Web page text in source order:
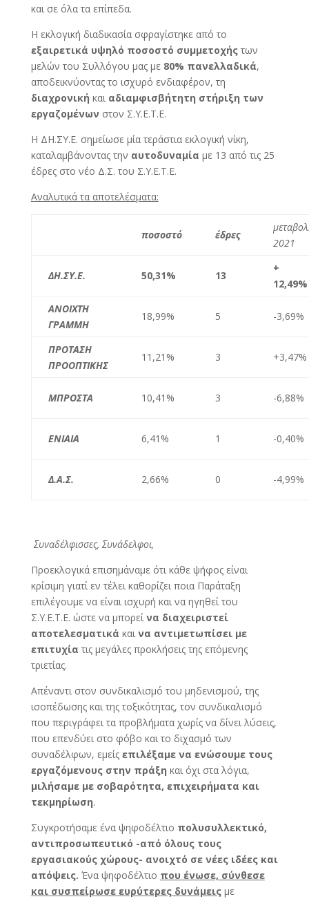
και σε όλα τα επίπεδα.
Η εκλογική διαδικασία σφραγίστηκε από το
εξαιρετικά υψηλό ποσοστό συμμετοχήςτων
μελών του Συλλόγου μας με 80% πανελλαδικά,
αποδεικνύοντας το ισχυρό ενδιαφέρον, τη
διαχρονική και αδιαμφισβήτητη στήριξη των
εργαζομένων στον Σ.Υ.Ε.Τ.Ε.
Η ΔΗ.ΣΥ.Ε. σημείωσε μία τεράστια εκλογική νίκη,
καταλαμβάνοντας την αυτοδυναμία με 13 από τις 25
έδρες στο νέο Δ.Σ. του Σ.Υ.Ε.Τ.Ε.
Αναλυτικά τα αποτελέσματα:
ποσοστό έδρες
2021
ΔΗ.ΣΥ.Ε. 50,31% 13
+
12,49%
ΑΝΟΙΧΤΗ
ΓΡΑΜΜΗ
18,99% 5 -3,69%
ΠΡΟΤΑΣΗ
ΠΡΟΟΠΤΙΚΗΣ
11,21% 3 +3,47%
ΜΠΡΟΣΤΑ 10,41% 3 -6,88%
ΕΝΙΑΙΑ 6,41% 1 -0,40%
Δ.Α.Σ. 2,66% 0 -4,99%
Συναδέλφισσες, Συνάδελφοι,
Προεκλογικά επισημάναμε ότι κάθε ψήφος είναι
κρίσιμη γιατί εν τέλει καθορίζει ποια Παράταξη
επιλέγουμε να είναι ισχυρή και να ηγηθεί του
Σ.Υ.Ε.Τ.Ε. ώστε να μπορείνα διαχειριστεί
αποτελεσματικά καινα αντιμετωπίσει με
επιτυχία τις μεγάλες προκλήσεις της επόμενης
τριετίας.
Απέναντι στον συνδικαλισμό του μηδενισμού, της
ισοπέδωσης και της τοξικότητας, τον συνδικαλισμό
που περιγράφει τα προβλήματα χωρίς να δίνει λύσεις,
που επενδύει στο φόβο και το διχασμό των
συναδέλφων, εμείς επιλέξαμε να ενώσουμε τους
εργαζόμενους στην πράξη και όχι στα λόγια,
μιλήσαμε με σοβαρότητα, επιχειρήματα και
τεκμηρίωση.
Συγκροτήσαμε ένα ψηφοδέλτιο πολυσυλλεκτικό,
αντιπροσωπευτικό -από όλους τους
εργασιακούς χώρους- ανοιχτό σε νέες ιδέες και
απόψεις. Ένα ψηφοδέλτιο που ένωσε, σύνθεσε
και συσπείρωσε ευρύτερες δυνάμειςμε